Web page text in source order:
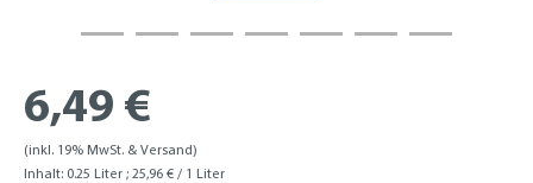
6,49 €
(inkl. 19% MwSt. & Versand)
Inhalt: 0.25 Liter ; 25,96 € / 1 Liter